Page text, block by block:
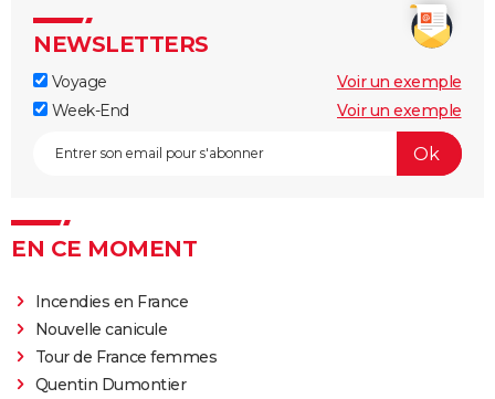
COPAINS D'AVANT
AVIS DE DÉCÈS
FORUM
Bricolage
Lifestyle
Culture
Television
Voyage
Cinema
NEWSLETTERS
Voyage
Voir un exemple
Week-End
Voir un exemple
EN CE MOMENT
Incendies en France
Nouvelle canicule
Tour de France femmes
Quentin Dumontier